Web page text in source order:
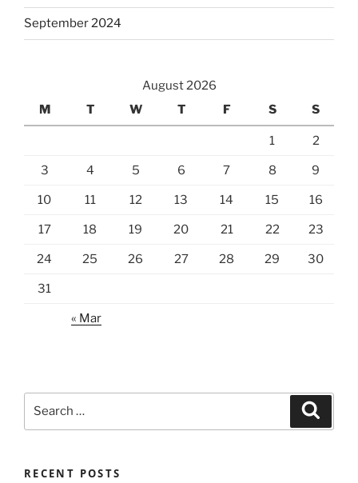
September 2024
August 2026
M
T W T F S S
1 2
3 4 5 6 7 8 9
10 11 12 13 14 15 16
17 18 19 20 21 22 23
24 25 26 27 28 29 30
31
« Mar
RECENT POSTS